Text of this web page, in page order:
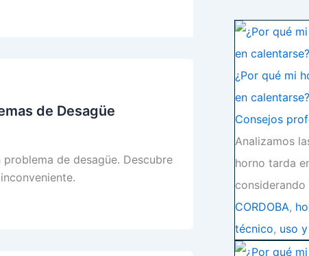
de Desagüe
de desagüe. Descubre
p
o
¿Por qué mi
en calentarse?
Consejos
Analizamos
horno tarda
CORDOBA,
técnico, uso